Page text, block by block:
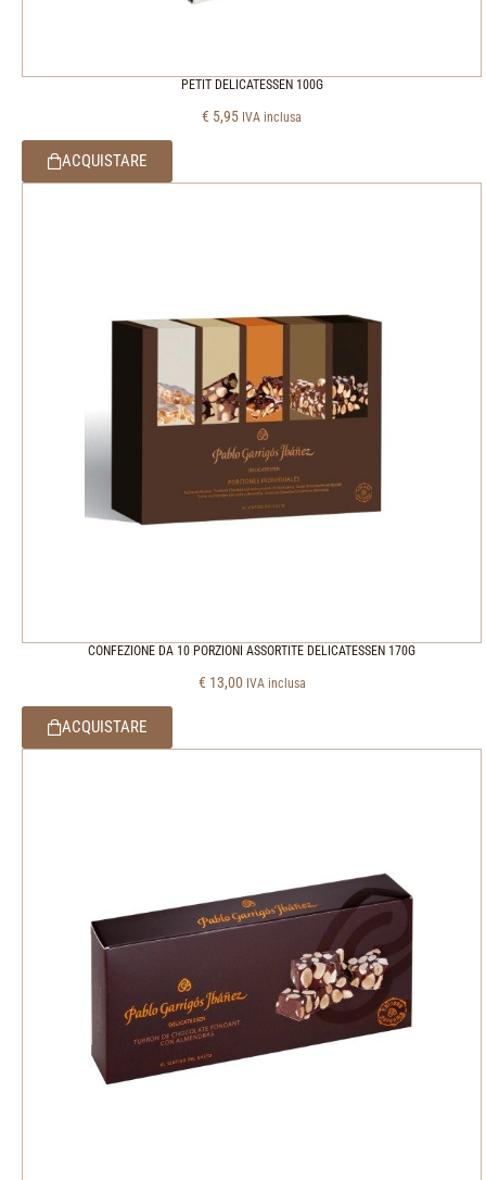
PETIT DELICATESSEN 100G
€ 5,95 IVA inclusa
ACQUISTARE
CONFEZIONE DA 10 PORZIONI ASSORTITE DELICATESSEN 170G
€ 13,00 IVA inclusa
ACQUISTARE